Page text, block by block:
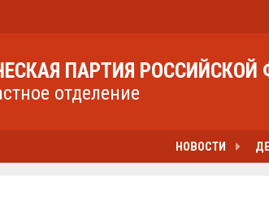
ПАРТИЯ РОССИЙСКОЙ
отделение
НОВОСТИ